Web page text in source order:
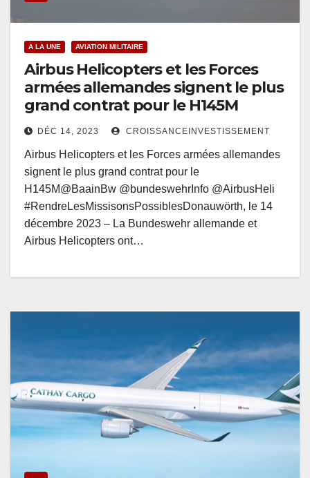
A LA UNE AVIATION MILITAIRE
Airbus Helicopters et les Forces
armées allemandes signent le plus
grand contrat pour le H145M
DÉC 14, 2023 CROISSANCEINVESTISSEMENT
Airbus Helicopters et les Forces armées allemandes
signent le plus grand contrat pour le
H145M@BaainBw @bundeswehrInfo @AirbusHeli
#RendreLesMissisonsPossiblesDonauwörth, le 14
décembre 2023 – La Bundeswehr allemande et
Airbus Helicopters ont…